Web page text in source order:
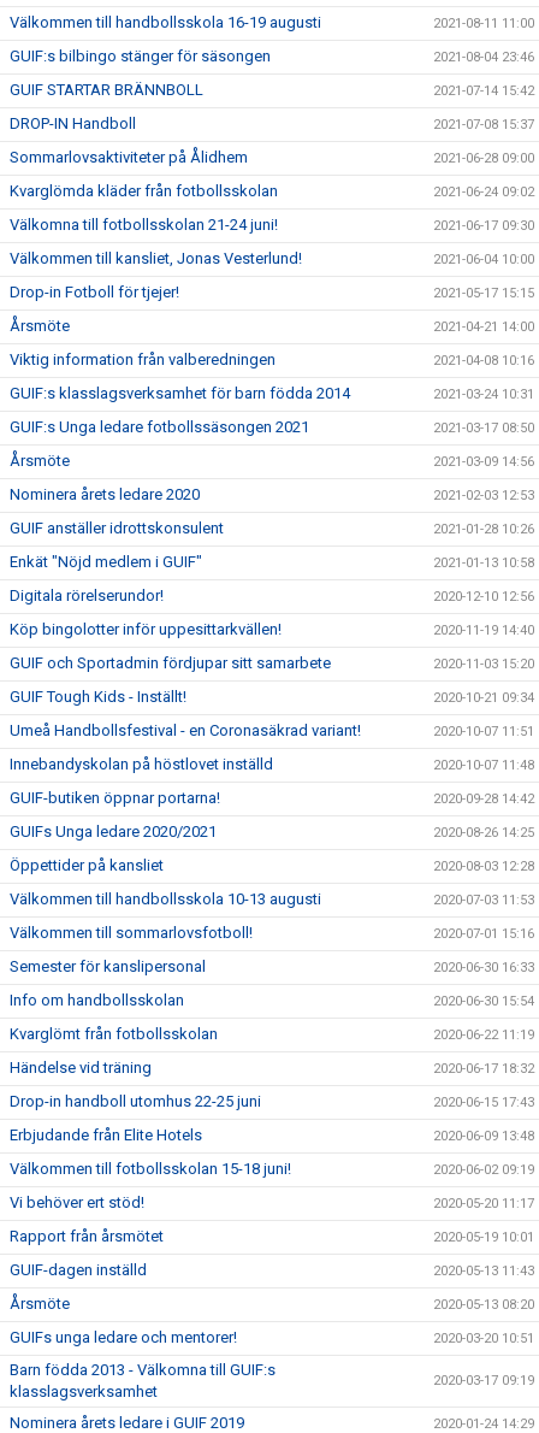
Välkommen till handbollsskola 16-19 augusti 2021-08-11 11:00
GUIF:s bilbingo stänger för säsongen 2021-08-04 23:46
GUIF STARTAR BRÄNNBOLL 2021-07-14 15:42
DROP-IN Handboll 2021-07-08 15:37
Sommarlovsaktiviteter på Ålidhem 2021-06-28 09:00
Kvarglömda kläder från fotbollsskolan 2021-06-24 09:02
Välkomna till fotbollsskolan 21-24 juni! 2021-06-17 09:30
Välkommen till kansliet, Jonas Vesterlund! 2021-06-04 10:00
Drop-in Fotboll för tjejer! 2021-05-17 15:15
Årsmöte 2021-04-21 14:00
Viktig information från valberedningen 2021-04-08 10:16
GUIF:s klasslagsverksamhet för barn födda 2014 2021-03-24 10:31
GUIF:s Unga ledare fotbollssäsongen 2021 2021-03-17 08:50
Årsmöte 2021-03-09 14:56
Nominera årets ledare 2020 2021-02-03 12:53
GUIF anställer idrottskonsulent 2021-01-28 10:26
Enkät "Nöjd medlem i GUIF" 2021-01-13 10:58
Digitala rörelserundor! 2020-12-10 12:56
Köp bingolotter inför uppesittarkvällen! 2020-11-19 14:40
GUIF och Sportadmin fördjupar sitt samarbete 2020-11-03 15:20
GUIF Tough Kids - Inställt! 2020-10-21 09:34
Umeå Handbollsfestival - en Coronasäkrad variant! 2020-10-07 11:51
Innebandyskolan på höstlovet inställd 2020-10-07 11:48
GUIF-butiken öppnar portarna! 2020-09-28 14:42
GUIFs Unga ledare 2020/2021 2020-08-26 14:25
Öppettider på kansliet 2020-08-03 12:28
Välkommen till handbollsskola 10-13 augusti 2020-07-03 11:53
Välkommen till sommarlovsfotboll! 2020-07-01 15:16
Semester för kanslipersonal 2020-06-30 16:33
Info om handbollsskolan 2020-06-30 15:54
Kvarglömt från fotbollsskolan 2020-06-22 11:19
Händelse vid träning 2020-06-17 18:32
Drop-in handboll utomhus 22-25 juni 2020-06-15 17:43
Erbjudande från Elite Hotels 2020-06-09 13:48
Välkommen till fotbollsskolan 15-18 juni! 2020-06-02 09:19
Vi behöver ert stöd! 2020-05-20 11:17
Rapport från årsmötet 2020-05-19 10:01
GUIF-dagen inställd 2020-05-13 11:43
Årsmöte 2020-05-13 08:20
GUIFs unga ledare och mentorer! 2020-03-20 10:51
Barn födda 2013 - Välkomna till GUIF:s
klasslagsverksamhet
2020-03-17 09:19
Nominera årets ledare i GUIF 2019 2020-01-24 14:29